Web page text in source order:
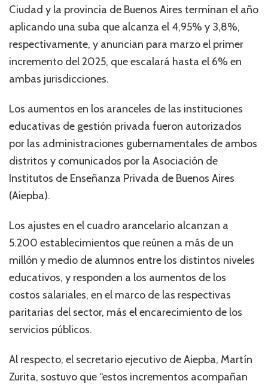
Ciudad y la provincia de Buenos Aires terminan el año
aplicando una suba que alcanza el 4,95% y 3,8%,
respectivamente, y anuncian para marzo el primer
incremento del 2025, que escalará hasta el 6% en
ambas jurisdicciones.
Los aumentos en los aranceles de las instituciones
educativas de gestión privada fueron autorizados
por las administraciones gubernamentales de ambos
distritos y comunicados por la Asociación de
Institutos de Enseñanza Privada de Buenos Aires
(Aiepba).
Los ajustes en el cuadro arancelario alcanzan a
5.200 establecimientos que reúnen a más de un
millón y medio de alumnos entre los distintos niveles
educativos, y responden a los aumentos de los
costos salariales, en el marco de las respectivas
paritarias del sector, más el encarecimiento de los
servicios públicos.
Al respecto, el secretario ejecutivo de Aiepba, Martín
Zurita, sostuvo que “estos incrementos acompañan